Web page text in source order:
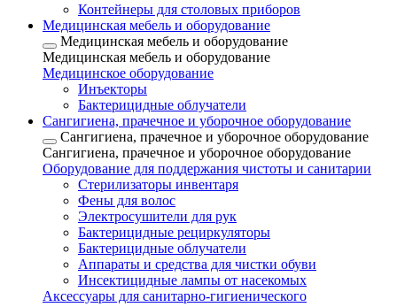
Контейнеры для столовых приборов
Медицинская мебель и оборудование
Медицинская мебель и оборудование
Медицинская мебель и оборудование
Медицинское оборудование
Инъекторы
Бактерицидные облучатели
Сангигиена, прачечное и уборочное оборудование
Сангигиена, прачечное и уборочное оборудование
Сангигиена, прачечное и уборочное оборудование
Оборудование для поддержания чистоты и санитарии
Стерилизаторы инвентаря
Фены для волос
Электросушители для рук
Бактерицидные рециркуляторы
Бактерицидные облучатели
Аппараты и средства для чистки обуви
Инсектицидные лампы от насекомых
Аксессуары для санитарно-гигиенического